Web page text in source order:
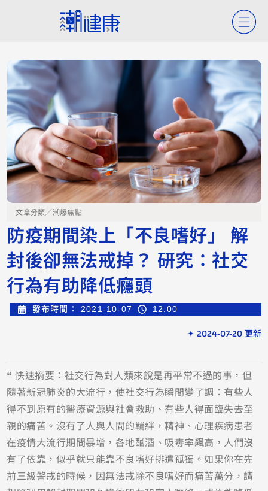
文章分類／潮爆焦點
防疫期間染上「不良嗜好」 解
封後卻無法戒掉？ 研究：社交
行為有助降低癮頭
發布時間： 2021-10-07 12:00
✦ 2024-07-20 更新
❝ 快速摘要：社交行為對人類來說是再平常不過的事，但
隨著新冠肺炎的大流行，使社交行為瞬間變了調：有些人
得不到原有的醫療資源與社會救助、有些人得面臨失去至
親的痛苦。沒有了人與人間的羈絆，精神、心理疾病患者
在疫情大流行期間暴增，各地酗酒、吸毒率飆高，人們沒
有了依靠，似乎就只能靠不良嗜好排遣孤獨。如果你在先
前三級警戒的時候，因無法戒除不良嗜好而痛苦萬分，請